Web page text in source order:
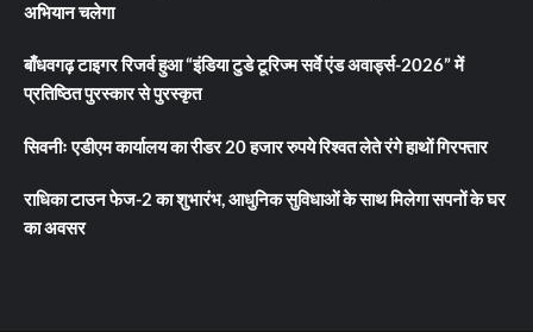
अभियान चलेगा
बाँधवगढ़ टाइगर रिजर्व हुआ “इंडिया टुडे टूरिज्म सर्वे एंड अवार्ड्स-2026” में
प्रतिष्ठित पुरस्कार से पुरस्कृत
सिवनीः एडीएम कार्यालय का रीडर 20 हजार रुपये रिश्वत लेते रंगे हाथों गिरफ्तार
राधिका टाउन फेज-2 का शुभारंभ, आधुनिक सुविधाओं के साथ मिलेगा सपनों के घर
का अवसर